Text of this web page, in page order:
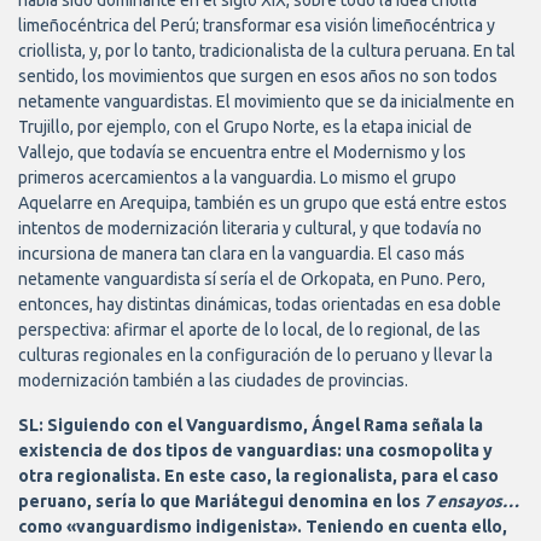
limeñocéntrica del Perú; transformar esa visión limeñocéntrica y
criollista, y, por lo tanto, tradicionalista de la cultura peruana. En tal
sentido, los movimientos que surgen en esos años no son todos
netamente vanguardistas. El movimiento que se da inicialmente en
Trujillo, por ejemplo, con el Grupo Norte, es la etapa inicial de
Vallejo, que todavía se encuentra entre el Modernismo y los
primeros acercamientos a la vanguardia. Lo mismo el grupo
Aquelarre en Arequipa, también es un grupo que está entre estos
intentos de modernización literaria y cultural, y que todavía no
incursiona de manera tan clara en la vanguardia. El caso más
netamente vanguardista sí sería el de Orkopata, en Puno. Pero,
entonces, hay distintas dinámicas, todas orientadas en esa doble
perspectiva: afirmar el aporte de lo local, de lo regional, de las
culturas regionales en la configuración de lo peruano y llevar la
modernización también a las ciudades de provincias.
SL: Siguiendo con el Vanguardismo, Ángel Rama señala la
existencia de dos tipos de vanguardias: una cosmopolita y
otra regionalista. En este caso, la regionalista, para el caso
peruano, sería lo que Mariátegui denomina en los 7 ensayos…
como «vanguardismo indigenista». Teniendo en cuenta ello,